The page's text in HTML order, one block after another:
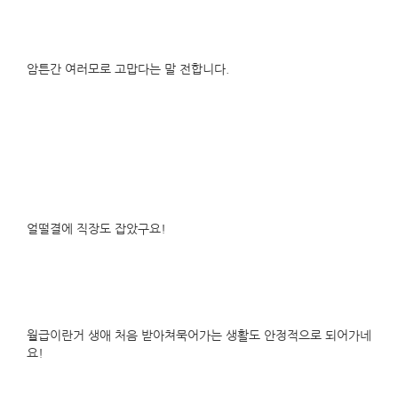
암튼간 여러모로 고맙다는 말 전합니다.
얼떨결에 직장도 잡았구요!
월급이란거 생애 처음 받아쳐묵어가는 생활도 안정적으로 되어가네
요!